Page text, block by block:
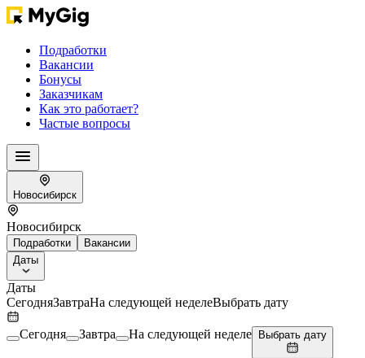
Подработки
Вакансии
Бонусы
Заказчикам
Как это работает?
Частые вопросы
Новосибирск
Новосибирск
Подработки
Вакансии
Даты
Даты
СегодняЗавтраНа следующей неделеВыбрать дату
Сегодня Завтра На следующей неделе Выбрать дату